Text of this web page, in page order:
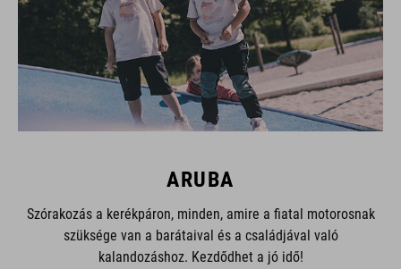
ARUBA
Szórakozás a kerékpáron, minden, amire a fiatal motorosnak
szüksége van a barátaival és a családjával való
kalandozáshoz. Kezdődhet a jó idő!